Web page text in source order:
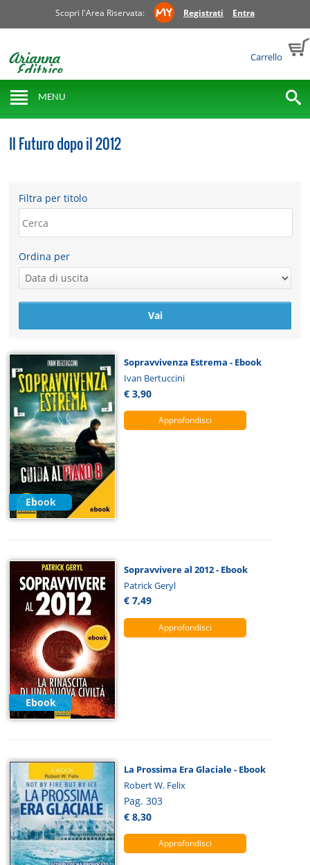
Scopri l'Area Riservata: Registrati Entra
Carrello
MENU
Il Futuro dopo il 2012
Filtra per titolo
Ordina per
Ebook
Sopravvivenza Estrema - Ebook
Ivan Bertuccini
€ 3,90
Approfondisci
Ebook
Sopravvivere al 2012 - Ebook
Patrick Geryl
€ 7,49
Approfondisci
La Prossima Era Glaciale - Ebook
Robert W. Felix
Pag. 303
€ 8,30
Approfondisci